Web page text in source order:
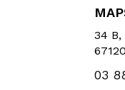
34
67120
03